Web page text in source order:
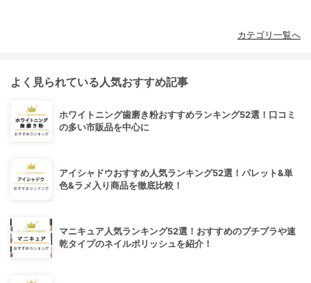
カテゴリ一覧へ
よく見られている人気おすすめ記事
ホワイトニング歯磨き粉おすすめランキング52選！口コミ
の多い市販品を中心に
アイシャドウおすすめ人気ランキング52選！パレット&単
色&ラメ入り商品を徹底比較！
マニキュア人気ランキング52選！おすすめのプチプラや速
乾タイプのネイルポリッシュを紹介！